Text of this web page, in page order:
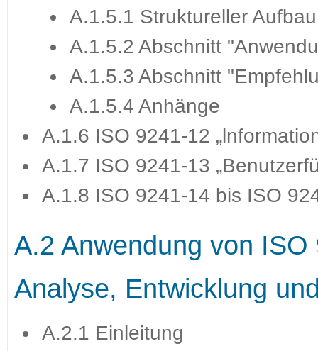
A.1.5.1 Struktureller Aufbau
A.1.5.2 Abschnitt
A.1.5.3 Abschnitt
A.1.5.4 Anhänge
A.1.6 ISO 9241-12
A.1.7 ISO 9241-13
A.1.8 ISO 9241-14 bis ISO
A.2 Anwendung von
Analyse, Entwicklung
A.2.1 Einleitung